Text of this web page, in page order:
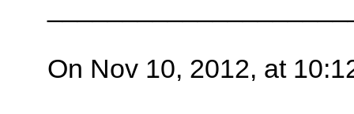
On Nov 10, 2012, at